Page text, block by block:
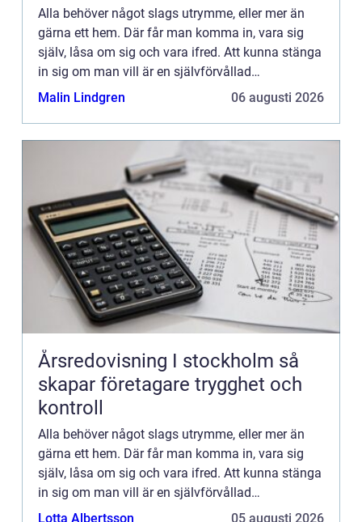
Alla behöver något slags utrymme, eller mer än
gärna ett hem. Där får man komma in, vara sig
själv, låsa om sig och vara ifred. Att kunna stänga
in sig om man vill är en självförvållad
frihetsberövande frihet som alla människor borde
Malin Lindgren 06 augusti 2026
Årsredovisning I stockholm så
skapar företagare trygghet och
kontroll
Alla behöver något slags utrymme, eller mer än
gärna ett hem. Där får man komma in, vara sig
själv, låsa om sig och vara ifred. Att kunna stänga
in sig om man vill är en självförvållad
frihetsberövande frihet som alla människor borde
Lotta Albertsson 05 augusti 2026